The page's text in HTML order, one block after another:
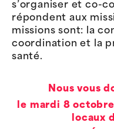
s’organiser et co-
répondent aux
missions sont: la
coordination et la
santé.
Nous vous
le mardi 8
locaux